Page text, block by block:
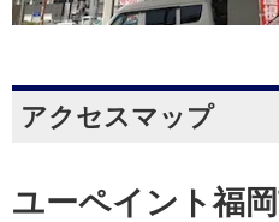
アクセスマップ
ユーペイント福